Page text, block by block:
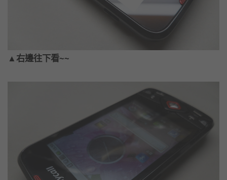
▲右邊往下看~~